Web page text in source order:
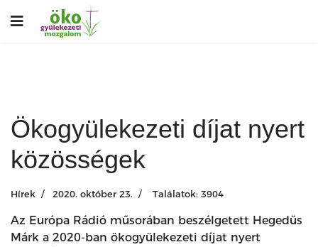
Ökogyülekezeti díjat nyert
közösségek
Hírek 2020. október 23. Találatok: 3904
Az Európa Rádió műsorában beszélgetett Hegedűs
Márk a 2020-ban ökogyülekezeti díjat nyert